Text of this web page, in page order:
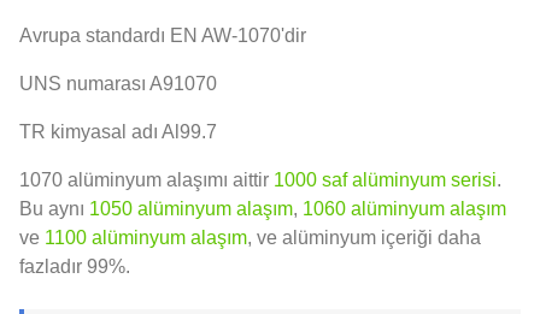
Avrupa standardı EN AW-1070'dir
UNS numarası A91070
TR kimyasal adı Al99.7
1070 alüminyum alaşımı aittir 1000 saf alüminyum serisi.
Bu aynı 1050 alüminyum alaşım, 1060 alüminyum alaşım
ve 1100 alüminyum alaşım, ve alüminyum içeriği daha
fazladır 99%.